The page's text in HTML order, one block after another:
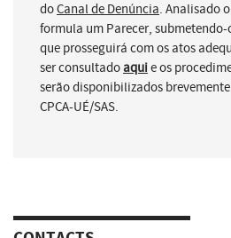
doCanal de Denúncia. Analisado
formula um Parecer,
que prosseguirá com os atos
ser consultado aquie os
serão disponibilizados
CPCA-UÉ/SAS.